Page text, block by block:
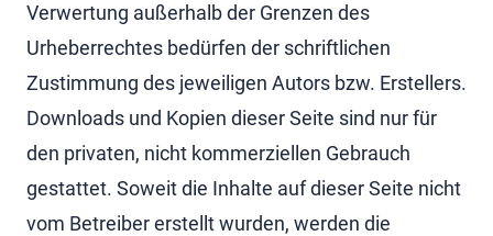
Verwertung außerhalb der Grenzen des
Urheberrechtes bedürfen der schriftlichen
Zustimmung des jeweiligen Autors bzw. Erstellers.
Downloads und Kopien dieser Seite sind nur für
den privaten, nicht kommerziellen Gebrauch
gestattet. Soweit die Inhalte auf dieser Seite nicht
vom Betreiber erstellt wurden, werden die